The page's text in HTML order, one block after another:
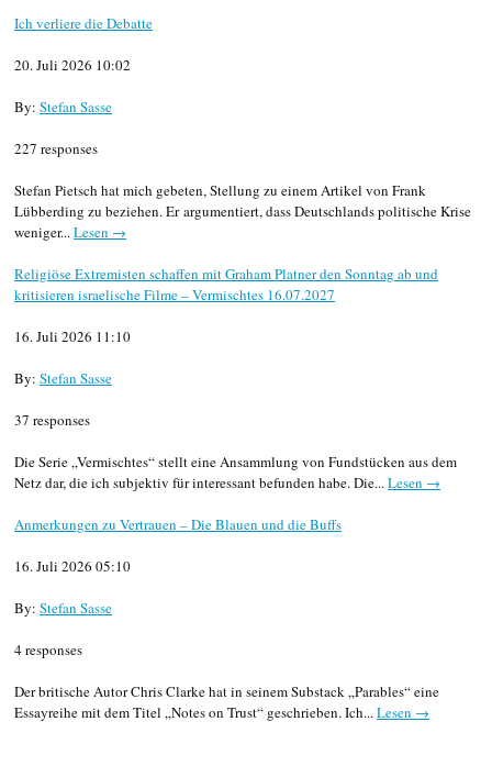
Ich verliere die Debatte
20. Juli 2026 10:02
By: Stefan Sasse
227 responses
Stefan Pietsch hat mich gebeten, Stellung zu einem Artikel von Frank
Lübberding zu beziehen. Er argumentiert, dass Deutschlands politische Krise
weniger...Lesen →
Religiöse Extremisten schaffen mit Graham Platner den Sonntag ab und
kritisieren israelische Filme – Vermischtes 16.07.2027
16. Juli 2026 11:10
By: Stefan Sasse
37 responses
Die Serie „Vermischtes“ stellt eine Ansammlung von Fundstücken aus dem
Netz dar, die ich subjektiv für interessant befunden habe. Die...Lesen →
Anmerkungen zu Vertrauen – Die Blauen und die Buffs
16. Juli 2026 05:10
By: Stefan Sasse
4 responses
Der britische Autor Chris Clarke hat in seinem Substack „Parables“ eine
Essayreihe mit dem Titel „Notes on Trust“ geschrieben. Ich...Lesen →